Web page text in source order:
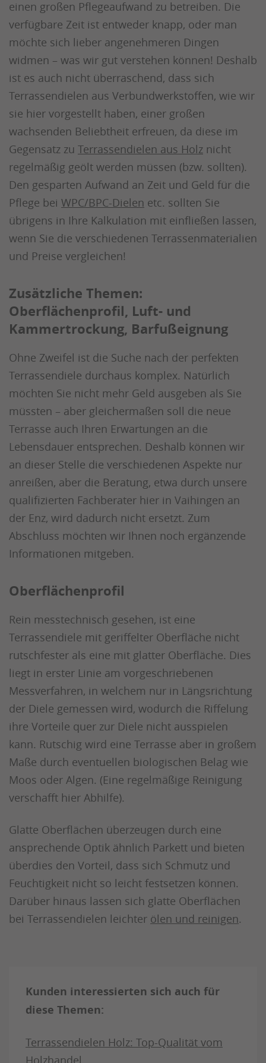
einen großen Pflegeaufwand zu betreiben. Die
verfügbare Zeit ist entweder knapp, oder man
möchte sich lieber angenehmeren Dingen
widmen – was wir gut verstehen können! Deshalb
ist es auch nicht überraschend, dass sich
Terrassendielen aus Verbundwerkstoffen, wie wir
sie hier vorgestellt haben, einer großen
wachsenden Beliebtheit erfreuen, da diese im
Gegensatz zu Terrassendielen aus Holz nicht
regelmäßig geölt werden müssen (bzw. sollten).
Den gesparten Aufwand an Zeit und Geld für die
Pflege bei WPC/BPC-Dielen etc. sollten Sie
übrigens in Ihre Kalkulation mit einfließen lassen,
wenn Sie die verschiedenen Terrassenmaterialien
und Preise vergleichen!
Zusätzliche Themen:
Oberflächenprofil, Luft- und
Kammertrockung, Barfußeignung
Ohne Zweifel ist die Suche nach der perfekten
Terrassendiele durchaus komplex. Natürlich
möchten Sie nicht mehr Geld ausgeben als Sie
müssten – aber gleichermaßen soll die neue
Terrasse auch Ihren Erwartungen an die
Lebensdauer entsprechen. Deshalb können wir
an dieser Stelle die verschiedenen Aspekte nur
anreißen, aber die Beratung, etwa durch unsere
qualifizierten Fachberater hier in Vaihingen an
der Enz, wird dadurch nicht ersetzt. Zum
Abschluss möchten wir Ihnen noch ergänzende
Informationen mitgeben.
Oberflächenprofil
Rein messtechnisch gesehen, ist eine
Terrassendiele mit geriffelter Oberfläche nicht
rutschfester als eine mit glatter Oberfläche. Dies
liegt in erster Linie am vorgeschriebenen
Messverfahren, in welchem nur in Längsrichtung
der Diele gemessen wird, wodurch die Riffelung
ihre Vorteile quer zur Diele nicht ausspielen
kann. Rutschig wird eine Terrasse aber in großem
Maße durch eventuellen biologischen Belag wie
Moos oder Algen. (Eine regelmäßige Reinigung
verschafft hier Abhilfe).
Glatte Oberflächen überzeugen durch eine
ansprechende Optik ähnlich Parkett und bieten
überdies den Vorteil, dass sich Schmutz und
Feuchtigkeit nicht so leicht festsetzen können.
Darüber hinaus lassen sich glatte Oberflächen
bei Terrassendielen leichter ölen und reinigen.
Kunden interessierten sich auch für
diese Themen:
Terrassendielen Holz: Top-Qualität vom
Holzhandel